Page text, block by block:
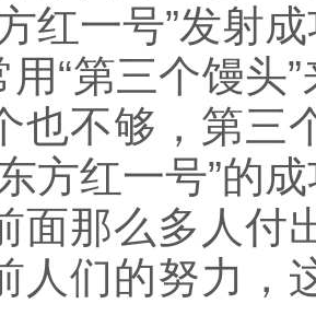
方红一号”发
用“第三个馒头
也不够，第三
方红一号”的
面那么多人付
人们的努力